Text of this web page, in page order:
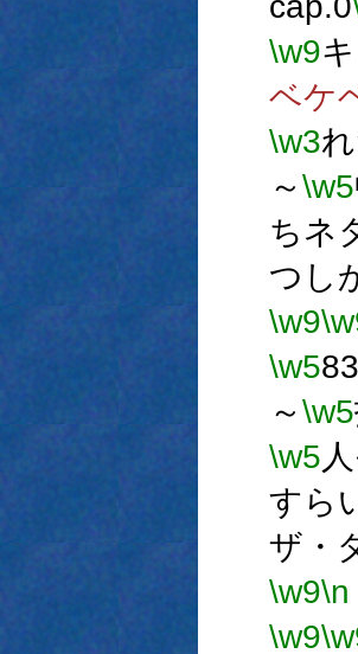
\w9
ベケ
\w3
～\w5
ちネ
つし
\w9
\w5
～\w5
\w5
すら
ザ・
\w9\n
\w9